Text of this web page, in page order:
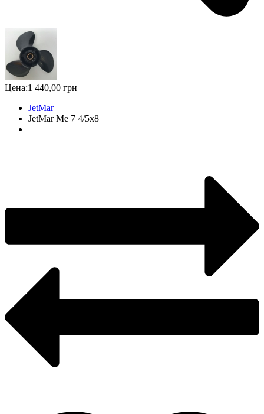
Цена:1 440,00 грн
JetMar
JetMar Me 7 4/5x8